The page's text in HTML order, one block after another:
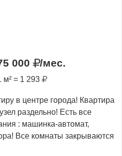
000 /мес.
м² = 1 293
в центре города! Квартира
раздельно! Есть все
: машинка-автомат,
Все комнаты закрываются